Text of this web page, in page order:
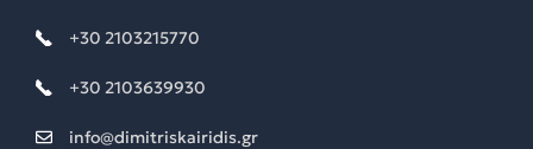
+30 2103215770
+30 2103639930
info@dimitriskairidis.gr